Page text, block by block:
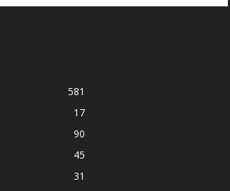
581
17
90
45
31